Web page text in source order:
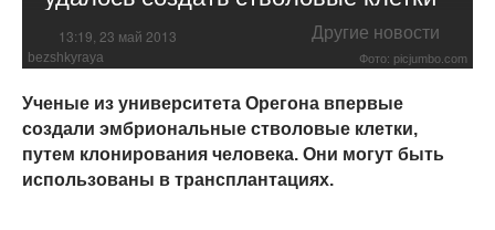
13:19, 23 май 2013 Другие новости
bezshkyraya Фото: picjumbo.com
Ученые из университета Орегона впервые
создали эмбриональные стволовые клетки,
путем клонирования человека. Они могут быть
использованы в трансплантациях.